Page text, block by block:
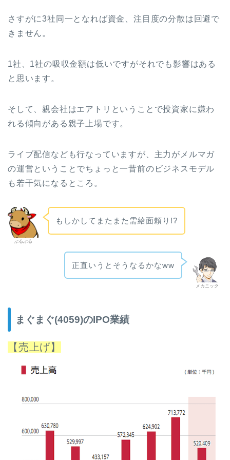
さすがに3社同一となれば資金、注目度の分散は回避で
きません。
1社、1社の吸収金額は低いですがそれでも影響はある
と思います。
そして、親会社はエアトリということで投資家に嫌わ
れる傾向がある親子上場です。
ライブ配信なども行なっていますが、主力がメルマガ
の運営ということでちょっと一昔前のビジネスモデル
も若干気になるところ。
ぶるぶる
もしかしてまたまた需給面頼り!?
メカニック
正直いうとそうなるかなww
まぐまぐ(4059)のIPO業績
【売上げ】